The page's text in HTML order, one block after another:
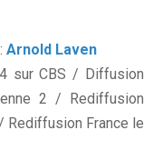
Arnold Laven
sur CBS / Diffusion
2 / Rediffusion
Rediffusion France le